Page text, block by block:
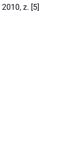
2010, z. [5]